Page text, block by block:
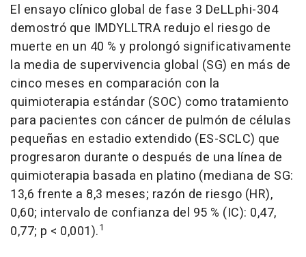
El ensayo clínico global de fase 3 DeLLphi-304
demostró que IMDYLLTRA redujo el riesgo de
muerte en un 40 % y prolongó significativamente
la media de supervivencia global (SG) en más de
cinco meses en comparación con la
quimioterapia estándar (SOC) como tratamiento
para pacientes con cáncer de pulmón de células
pequeñas en estadio extendido (ES-SCLC) que
progresaron durante o después de una línea de
quimioterapia basada en platino (mediana de SG:
13,6 frente a 8,3 meses; razón de riesgo (HR),
0,60; intervalo de confianza del 95 % (IC): 0,47,
0,77; p < 0,001).1